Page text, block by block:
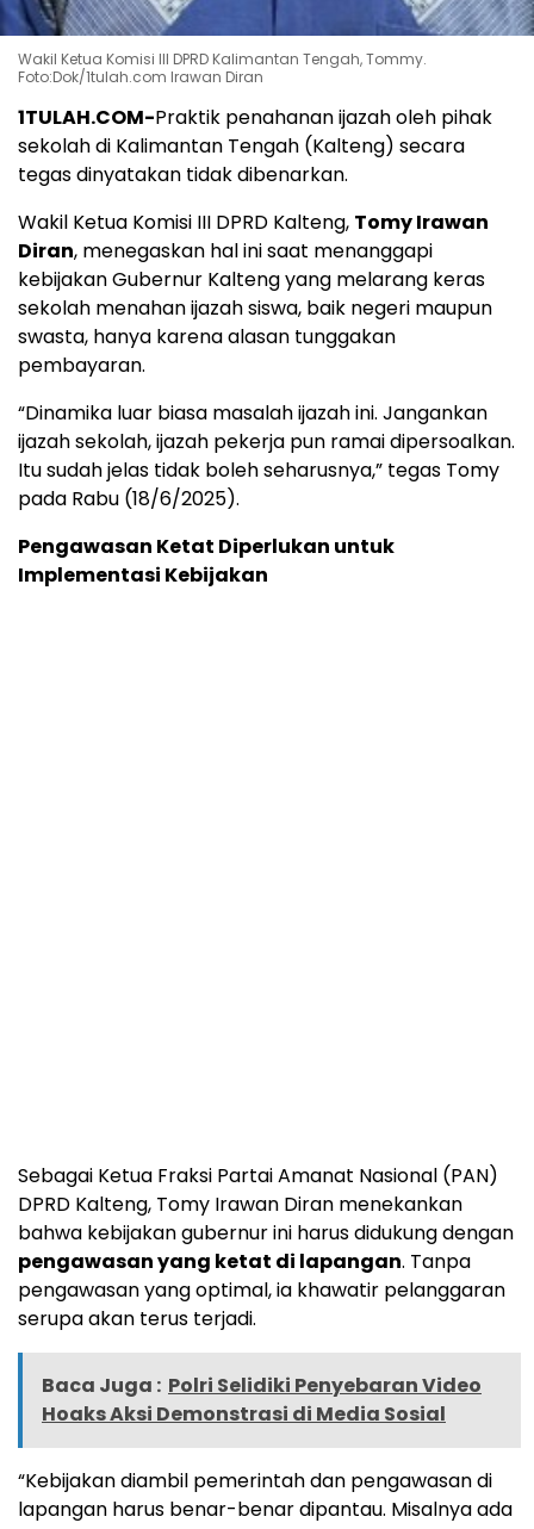
Wakil Ketua Komisi III DPRD Kalimantan Tengah, Tommy.
Foto:Dok/1tulah.com Irawan Diran
1TULAH.COM-Praktik penahanan ijazah oleh pihak
sekolah di Kalimantan Tengah (Kalteng) secara
tegas dinyatakan tidak dibenarkan.
Wakil Ketua Komisi III DPRD Kalteng, Tomy Irawan
Diran, menegaskan hal ini saat menanggapi
kebijakan Gubernur Kalteng yang melarang keras
sekolah menahan ijazah siswa, baik negeri maupun
swasta, hanya karena alasan tunggakan
pembayaran.
“Dinamika luar biasa masalah ijazah ini. Jangankan
ijazah sekolah, ijazah pekerja pun ramai dipersoalkan.
Itu sudah jelas tidak boleh seharusnya,” tegas Tomy
pada Rabu (18/6/2025).
Pengawasan Ketat Diperlukan untuk
Implementasi Kebijakan
Sebagai Ketua Fraksi Partai Amanat Nasional (PAN)
DPRD Kalteng, Tomy Irawan Diran menekankan
bahwa kebijakan gubernur ini harus didukung dengan
pengawasan yang ketat di lapangan. Tanpa
pengawasan yang optimal, ia khawatir pelanggaran
serupa akan terus terjadi.
Baca Juga : Polri Selidiki Penyebaran Video
Hoaks Aksi Demonstrasi di Media Sosial
“Kebijakan diambil pemerintah dan pengawasan di
lapangan harus benar-benar dipantau. Misalnya ada